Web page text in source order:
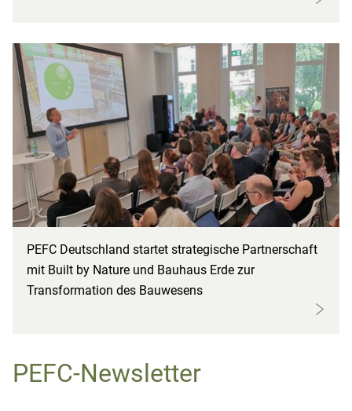
PEFC Deutschland startet strategische Partnerschaft
mit Built by Nature und Bauhaus Erde zur
Transformation des Bauwesens
PEFC-Newsletter